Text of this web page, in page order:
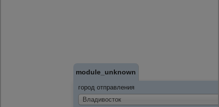
module_unknown
город отправления
Владивосток